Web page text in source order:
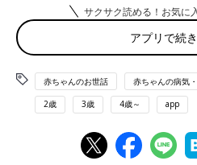
イベントのファシリテーターを務
ンクルボックス運営の赤平大さん
は、横浜創英中学高等学校で教育
臨床心理士で『ニューロダイバー
サクサク読める！お気に
アプリで続
赤ちゃんのお世話 赤ちゃんの病気
2歳 3歳 4歳～ app